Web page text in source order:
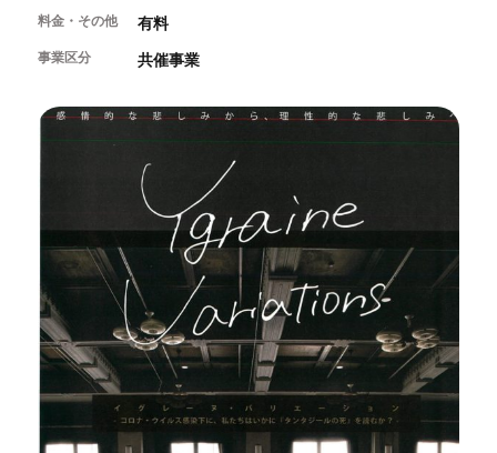
閲覧支援
サイトポリシー&プライバシーポリシー
オフィシャルSNS
料金・その他 有料
事業区分 共催事業